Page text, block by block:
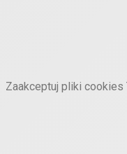
Zaakceptuj pliki